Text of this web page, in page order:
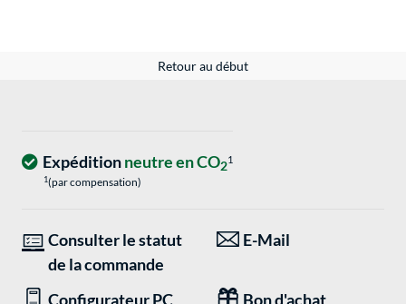
Retour au début
Expéditionneutre en CO21
1(par compensation)
Consulter le statut
de la commande
E-Mail
Configurateur PC Bon d'achat